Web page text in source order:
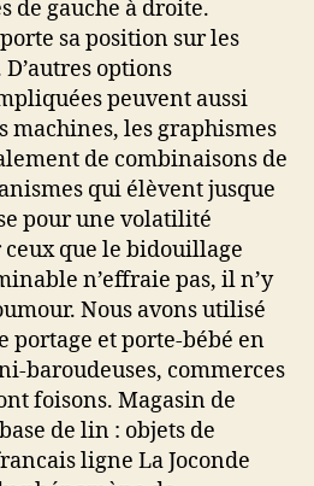
de gauche à droite.
sa position sur les
options
peuvent aussi
machines, les graphismes
de combinaisons de
qui élèvent jusque
pour une volatilité
que le bidouillage
n’effraie pas, il n’y
Nous avons utilisé
portage et porte-bébé en
baroudeuses, commerces
foisons. Magasin de
de lin : objets de
ligne La Joconde